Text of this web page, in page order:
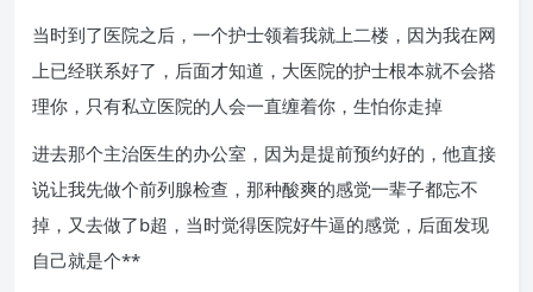
当时到了医院之后，一个护士领着我就上二楼，因为我在网
上已经联系好了，后面才知道，大医院的护士根本就不会搭
理你，只有私立医院的人会一直缠着你，生怕你走掉
进去那个主治医生的办公室，因为是提前预约好的，他直接
说让我先做个前列腺检查，那种酸爽的感觉一辈子都忘不
掉，又去做了b超，当时觉得医院好牛逼的感觉，后面发现
自己就是个**